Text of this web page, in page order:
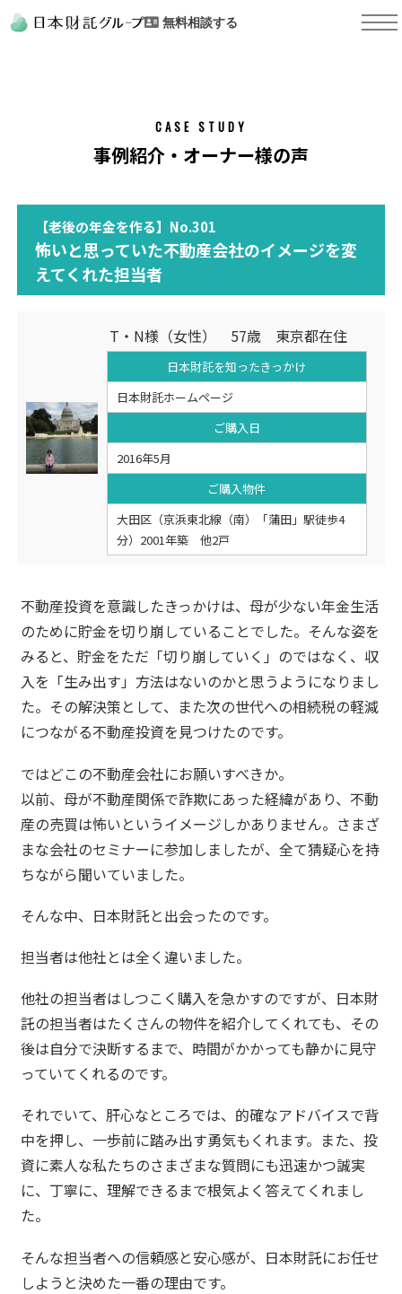
無料相談する
CASE STUDY
事例紹介・オーナー様の声
【老後の年金を作る】No.301
怖いと思っていた不動産会社のイメージを変
えてくれた担当者
T・N様（女性） 57歳 東京都在住
日本財託を知ったきっかけ
日本財託ホームページ
ご購入日
2016年5月
ご購入物件
大田区（京浜東北線（南）「蒲田」駅徒歩4
分）2001年築 他2戸
不動産投資を意識したきっかけは、母が少ない年金生活
のために貯金を切り崩していることでした。そんな姿を
みると、貯金をただ「切り崩していく」のではなく、収
入を「生み出す」方法はないのかと思うようになりまし
た。その解決策として、また次の世代への相続税の軽減
につながる不動産投資を見つけたのです。
ではどこの不動産会社にお願いすべきか。
以前、母が不動産関係で詐欺にあった経緯があり、不動
産の売買は怖いというイメージしかありません。さまざ
まな会社のセミナーに参加しましたが、全て猜疑心を持
ちながら聞いていました。
そんな中、日本財託と出会ったのです。
担当者は他社とは全く違いました。
他社の担当者はしつこく購入を急かすのですが、日本財
託の担当者はたくさんの物件を紹介してくれても、その
後は自分で決断するまで、時間がかかっても静かに見守
っていてくれるのです。
それでいて、肝心なところでは、的確なアドバイスで背
中を押し、一歩前に踏み出す勇気もくれます。また、投
資に素人な私たちのさまざまな質問にも迅速かつ誠実
に、丁寧に、理解できるまで根気よく答えてくれまし
た。
そんな担当者への信頼感と安心感が、日本財託にお任せ
しようと決めた一番の理由です。